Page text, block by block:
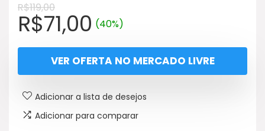
R$119,00
O
preço
original
era:
R$119,00.
R$71,00O
preço
atual
é:
R$71,00.
(40%)
VER OFERTA NO MERCADO LIVRE
Adicionar a lista de desejos
Adicionar para comparar